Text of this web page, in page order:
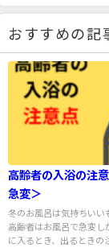
おすすめの記
高齢者の入浴の注
急変＞
冬のお風呂は気持ちいい
高齢者はお風呂で急変し
に入るとき、出るときの